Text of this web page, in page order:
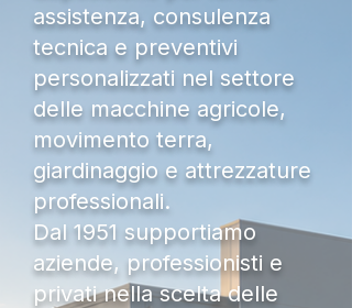
assistenza, consulenza
tecnica e preventivi
personalizzati nel settore
delle macchine agricole,
movimento terra,
giardinaggio e attrezzature
professionali.
Dal 1951 supportiamo
aziende, professionisti e
privati nella scelta delle